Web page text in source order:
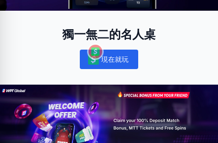
獨一無二的名人桌
Notifications
現在就玩